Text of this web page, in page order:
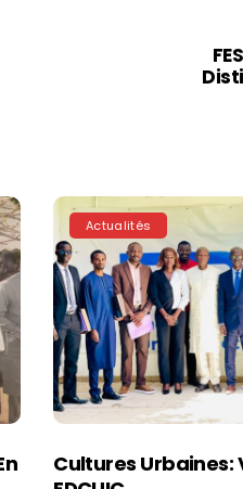
Actualités
Cultures Urbaines: